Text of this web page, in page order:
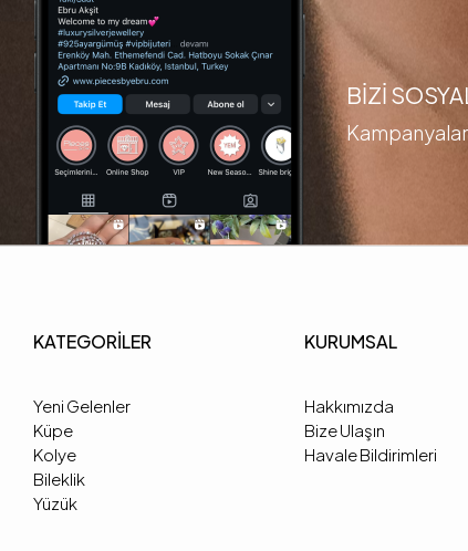
BİZİ
KATEGORİLER
Yeni Gelenler
Küpe
Kolye
Bileklik
Yüzük
KURUMSAL
Hakkımızda
Bize Ulaşın
Havale Bildirimleri